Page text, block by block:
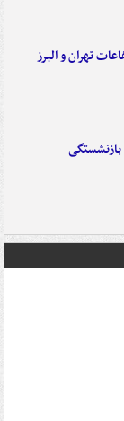
تهران و البرز